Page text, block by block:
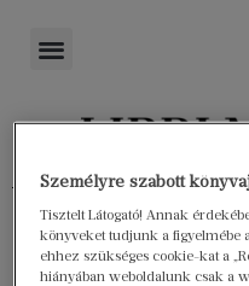
Személyre szabott
Tisztelt Látogató! Annak
könyveket tudjunk a figyelmébe
ehhez szükséges cookie-kat a
hiányában weboldalunk csak a